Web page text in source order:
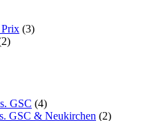
(3)
GSC (4)
GSC & Neukirchen (2)